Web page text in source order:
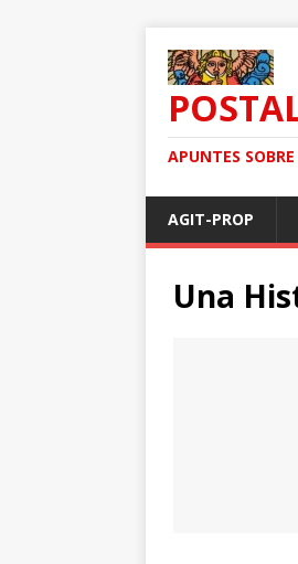
APUNTES
AGIT-PROP
Una